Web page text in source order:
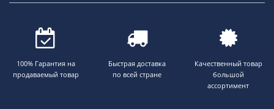
100% Гарантия на
продаваемый товар
Быстрая доставка
по всей стране
Качественный товар
большой
ассортимент